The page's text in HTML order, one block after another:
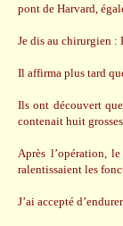
pont de Harvard,
Je dis au chirurgien :
Il affirma plus tard
Ils ont découvert
contenait huit
Après l’opération,
ralentissaient les
J’ai accepté